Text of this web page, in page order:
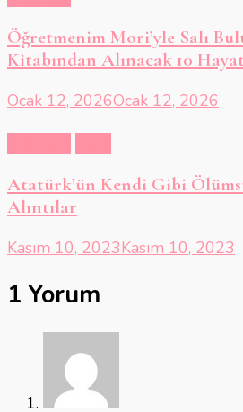
Öğretmenim Mori’yle Salı
Kitabından Alınacak 10
Ocak 12, 2026Ocak 12, 2026
Atatürk’ün Kendi Gibi
Alıntılar
Kasım 10, 2023Kasım 10, 2023
1 Yorum